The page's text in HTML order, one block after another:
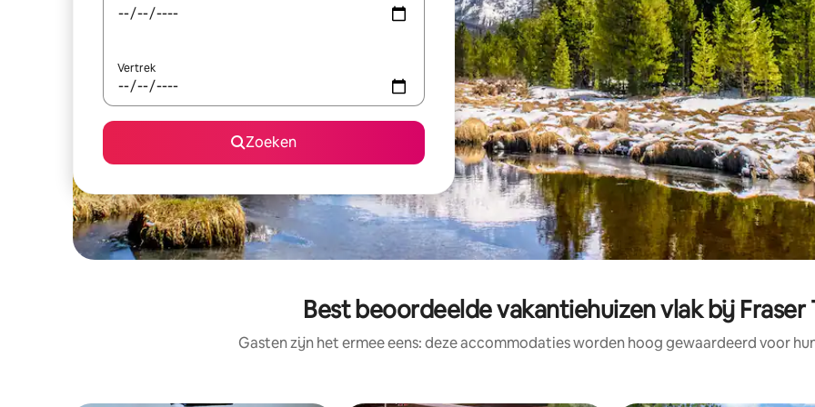
Vertrek
Zoeken
Best beoordeelde vakantiehuizen vlak bij Fraser
Gasten zijn het ermee eens: deze accommodaties worden hoog gewaardeerd voor